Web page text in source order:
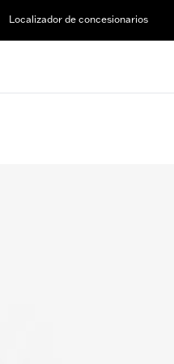
Localizador de concesionarios